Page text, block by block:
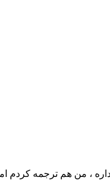
، من هم ترجمه کردم